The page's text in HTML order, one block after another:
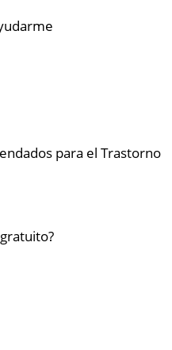
para el Trastorno